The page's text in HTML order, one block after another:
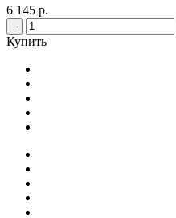
6 145 р.
-
Купить